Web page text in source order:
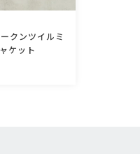
クンツイルミ
ケット